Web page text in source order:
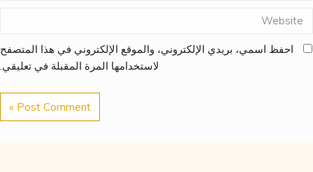
احفظ اسمي، بريدي الإلكتروني، والموقع الإلكتروني في هذا المتصفح
لاستخدامها المرة المقبلة في تعليقي.